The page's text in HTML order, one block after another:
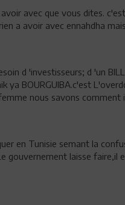
avec que vous dites.
a avoir avec ennahdha
d 'investisseurs; d 'un
ya BOURGUIBA.c'est
nous savons
en Tunisie semant la
gouvernement laisse faire,il